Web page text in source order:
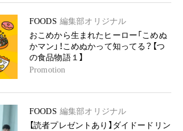
FOODS 編集部オリジナル
おこめから生まれたヒーロー「こめぬ
かマン」！こめぬかって知ってる？【つ
の食品物語１】
Promotion
FOODS 編集部オリジナル
【読者プレゼントあり】ダイドードリン